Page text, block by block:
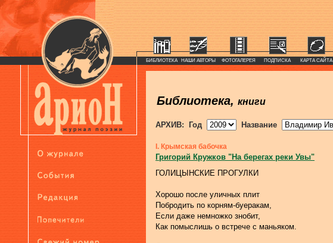
БИБЛИОТЕКА НАШИ АВТОРЫ ФОТОГАЛЕРЕЯ ПОДПИСКА КАРТА САЙТА
Библиотека, книги
АРХИВ: Год Название
I. Крымская бабочка
Григорий Кружков "На берегах реки Увы"
ГОЛИЦЫНСКИЕ ПРОГУЛКИ
Хорошо после уличных плит
Побродить по корням-буеракам,
Если даже немножко знобит,
Как помыслишь о встрече с маньяком.